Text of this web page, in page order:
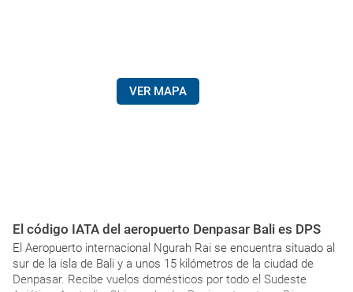
VER MAPA
El código IATA del aeropuerto Denpasar Bali es DPS
El Aeropuerto internacional Ngurah Rai se encuentra situado al
sur de la isla de Bali y a unos 15 kilómetros de la ciudad de
Denpasar. Recibe vuelos domésticos por todo el Sudeste